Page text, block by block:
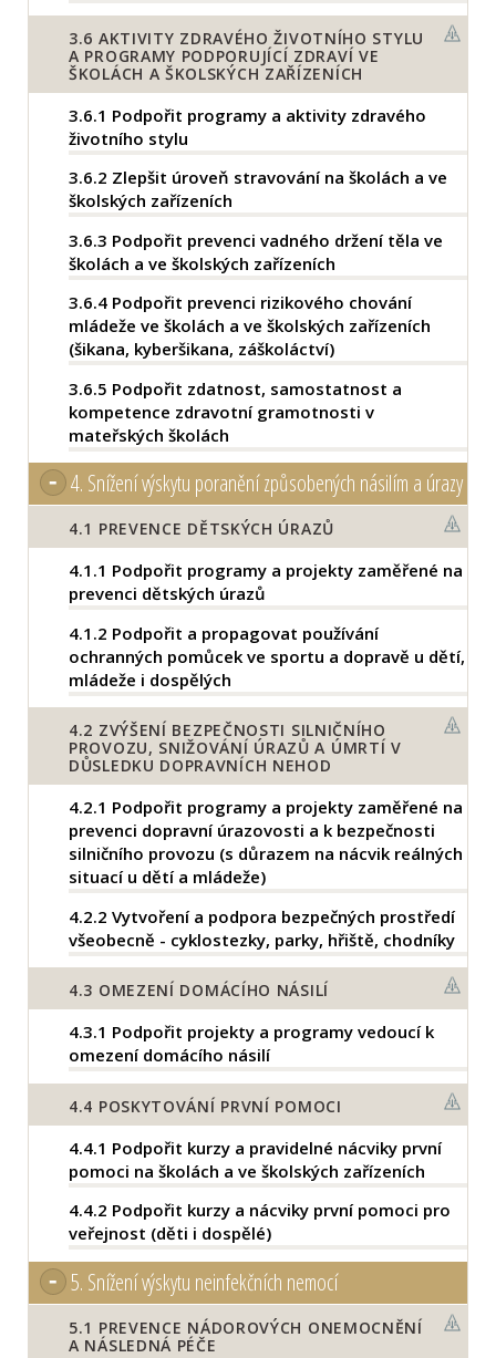
3.6 AKTIVITY ZDRAVÉHO ŽIVOTNÍHO STYLU
A PROGRAMY PODPORUJÍCÍ ZDRAVÍ VE
ŠKOLÁCH A ŠKOLSKÝCH ZAŘÍZENÍCH
3.6.1 Podpořit programy a aktivity zdravého
životního stylu
3.6.2 Zlepšit úroveň stravování na školách a ve
školských zařízeních
3.6.3 Podpořit prevenci vadného držení těla ve
školách a ve školských zařízeních
3.6.4 Podpořit prevenci rizikového chování
mládeže ve školách a ve školských zařízeních
(šikana, kyberšikana, záškoláctví)
3.6.5 Podpořit zdatnost, samostatnost a
kompetence zdravotní gramotnosti v
mateřských školách
4. Snížení výskytu poranění způsobených násilím a úrazy
4.1 PREVENCE DĚTSKÝCH ÚRAZŮ
4.1.1 Podpořit programy a projekty zaměřené na
prevenci dětských úrazů
4.1.2 Podpořit a propagovat používání
ochranných pomůcek ve sportu a dopravě u dětí,
mládeže i dospělých
4.2 ZVÝŠENÍ BEZPEČNOSTI SILNIČNÍHO
PROVOZU, SNIŽOVÁNÍ ÚRAZŮ A ÚMRTÍ V
DŮSLEDKU DOPRAVNÍCH NEHOD
4.2.1 Podpořit programy a projekty zaměřené na
prevenci dopravní úrazovosti a k bezpečnosti
silničního provozu (s důrazem na nácvik reálných
situací u dětí a mládeže)
4.2.2 Vytvoření a podpora bezpečných prostředí
všeobecně - cyklostezky, parky, hřiště, chodníky
4.3 OMEZENÍ DOMÁCÍHO NÁSILÍ
4.3.1 Podpořit projekty a programy vedoucí k
omezení domácího násilí
4.4 POSKYTOVÁNÍ PRVNÍ POMOCI
4.4.1 Podpořit kurzy a pravidelné nácviky první
pomoci na školách a ve školských zařízeních
4.4.2 Podpořit kurzy a nácviky první pomoci pro
veřejnost (děti i dospělé)
5. Snížení výskytu neinfekčních nemocí
5.1 PREVENCE NÁDOROVÝCH ONEMOCNĚNÍ
A NÁSLEDNÁ PÉČE